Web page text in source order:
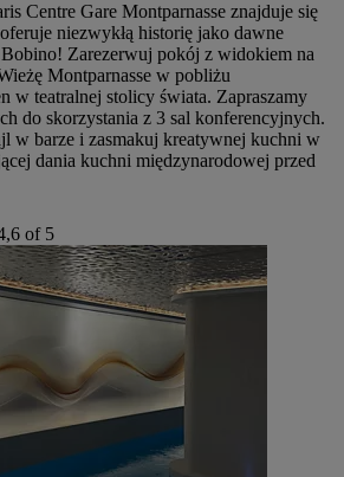
Centre Gare Montparnasse znajduje się
niezwykłą historię jako dawne
Zarezerwuj pokój z widokiem na
Montparnasse w pobliżu
w teatralnej stolicy świata. Zapraszamy
do skorzystania z 3 sal konferencyjnych.
w barze i zasmakuj kreatywnej kuchni w
dania kuchni międzynarodowej przed
of 5